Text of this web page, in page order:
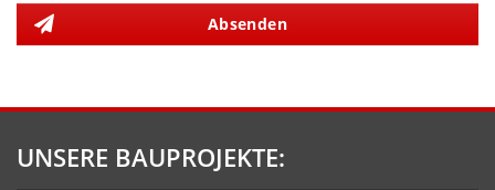
Absenden
UNSERE BAUPROJEKTE: